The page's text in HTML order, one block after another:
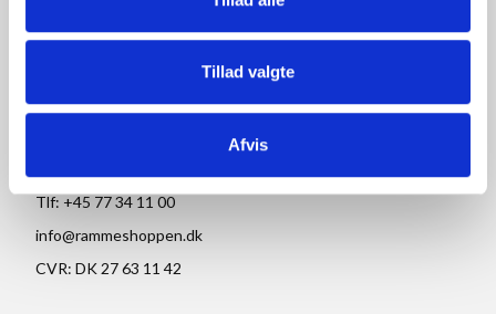
Tillad valgte
Afvis
RAMMESHOPPEN.DK
Ove Jensens Allé 31
Tlf: +45 77 34 11 00
info@rammeshoppen.dk
CVR: DK 27 63 11 42